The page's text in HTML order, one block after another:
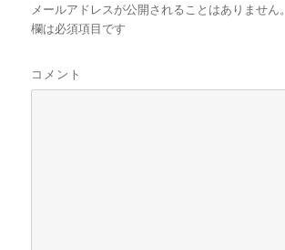
メールアドレスが公開されることはありません。
欄は必須項目です
コメント